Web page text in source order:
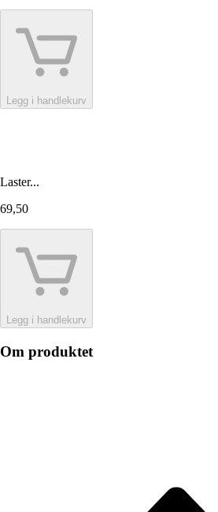
Legg i handlekurv
Laster...
69,50
Legg i handlekurv
Om produktet